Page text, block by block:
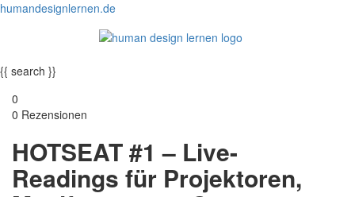
humandesignlernen.de
Menü
{{ search }}
0
0 Rezensionen
HOTSEAT #1 – Live-
Readings für Projektoren,